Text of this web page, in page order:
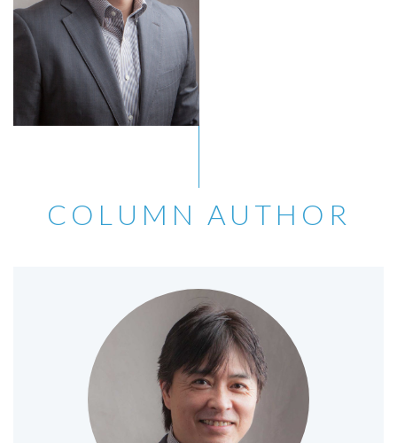
COLUMN AUTHOR